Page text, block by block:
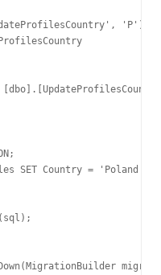
'P')
SET Country = 'Poland'